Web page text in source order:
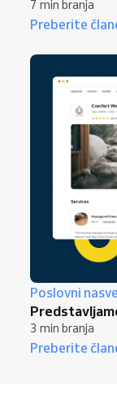
7 min branja
Preberite
Poslovni
3 min branja
Preberite